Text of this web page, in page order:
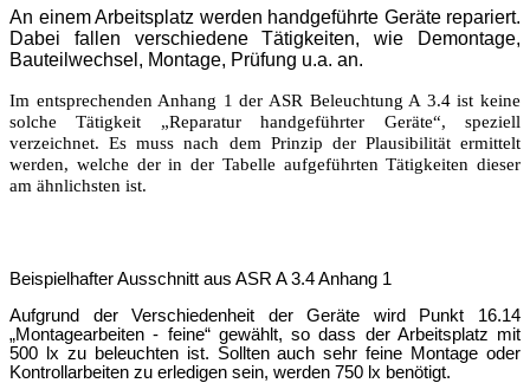
An einem Arbeitsplatz werden handgeführte Geräte repariert.
Dabei fallen verschiedene Tätigkeiten, wie Demontage,
Bauteilwechsel, Montage, Prüfung u.a. an.
Im entsprechenden Anhang 1 der ASR Beleuchtung A 3.4 ist keine
solche Tätigkeit „Reparatur handgeführter Geräte“, speziell
verzeichnet. Es muss nach dem Prinzip der Plausibilität ermittelt
werden, welche der in der Tabelle aufgeführten Tätigkeiten dieser
am ähnlichsten ist.
Beispielhafter Ausschnitt aus ASR A 3.4 Anhang 1
Aufgrund der Verschiedenheit der Geräte wird Punkt 16.14
„Montagearbeiten - feine“ gewählt, so dass der Arbeitsplatz mit
500 lx zu beleuchten ist. Sollten auch sehr feine Montage oder
Kontrollarbeiten zu erledigen sein, werden 750 lx benötigt.